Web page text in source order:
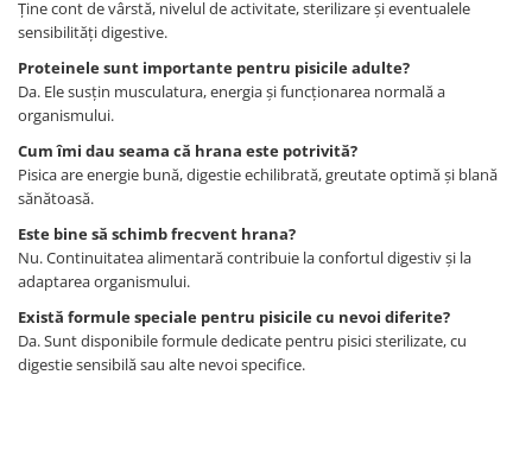
Ține cont de vârstă, nivelul de activitate, sterilizare și eventualele
sensibilități digestive.
Proteinele sunt importante pentru pisicile adulte?
Da. Ele susțin musculatura, energia și funcționarea normală a
organismului.
Cum îmi dau seama că hrana este potrivită?
Pisica are energie bună, digestie echilibrată, greutate optimă și blană
sănătoasă.
Este bine să schimb frecvent hrana?
Nu. Continuitatea alimentară contribuie la confortul digestiv și la
adaptarea organismului.
Există formule speciale pentru pisicile cu nevoi diferite?
Da. Sunt disponibile formule dedicate pentru pisici sterilizate, cu
digestie sensibilă sau alte nevoi specifice.